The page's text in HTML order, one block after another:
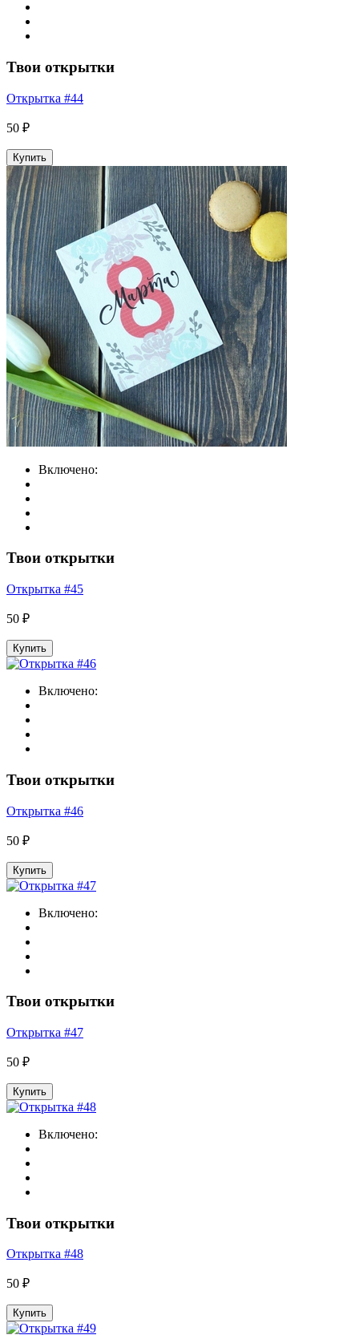
Твои открытки
Открытка #44
50 ₽
Купить
Включено:
Твои открытки
Открытка #45
50 ₽
Купить
Включено:
Твои открытки
Открытка #46
50 ₽
Купить
Включено:
Твои открытки
Открытка #47
50 ₽
Купить
Включено:
Твои открытки
Открытка #48
50 ₽
Купить